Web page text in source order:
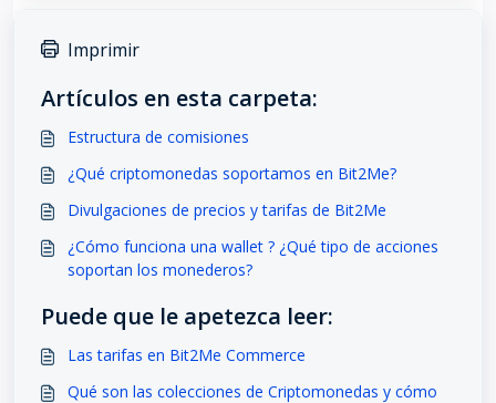
Imprimir
Artículos en esta carpeta:
Estructura de comisiones
¿Qué criptomonedas soportamos en Bit2Me?
Divulgaciones de precios y tarifas de Bit2Me
¿Cómo funciona una wallet ? ¿Qué tipo de acciones
soportan los monederos?
Puede que le apetezca leer:
Las tarifas en Bit2Me Commerce
Qué son las colecciones de Criptomonedas y cómo